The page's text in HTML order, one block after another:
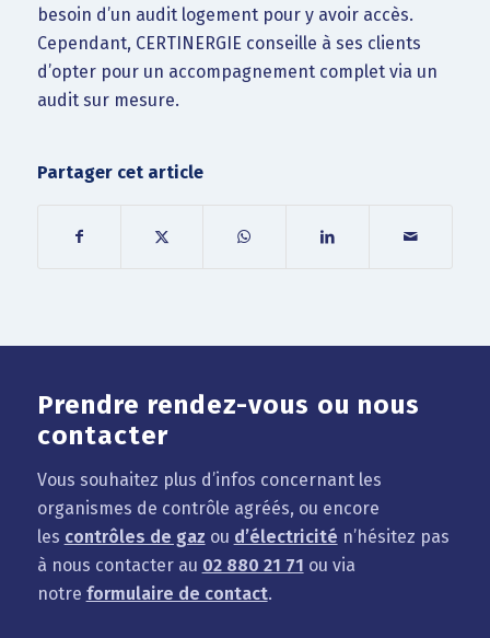
besoin d’un audit logement pour y avoir accès.
Cependant, CERTINERGIE conseille à ses clients
d’opter pour un accompagnement complet via un
audit sur mesure.
Partager cet article
Prendre rendez-vous ou nous
contacter
Vous souhaitez plus d’infos concernant les
organismes de contrôle agréés, ou encore
les contrôles de gaz ou d’électricité n’hésitez pas
à nous contacter au 02 880 21 71 ou via
notre formulaire de contact.